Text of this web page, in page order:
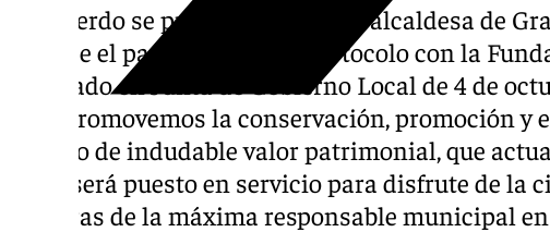
El acuerdo se produce una vez la alcaldesa de
firmase el pasado junio un protocolo con la
aprobado en Junta de Gobierno Local de 4 de
que «promovemos la conservación, promoción
edificio de indudable valor patrimonial, que
y que será puesto en servicio para disfrute de la
palabras de la máxima responsable municipal